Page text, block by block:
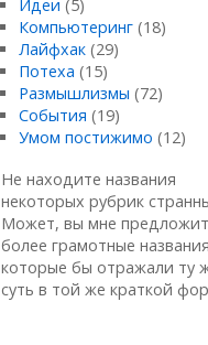
Идеи (5)
Компьютеринг(18)
Лайфхак(29)
Потеха (15)
Размышлизмы (72)
События (19)
Умом постижимо (12)
Не находите названия
некоторых рубрик
Может, вы мне
более грамотные
которые бы отражали ту
суть в той же краткой